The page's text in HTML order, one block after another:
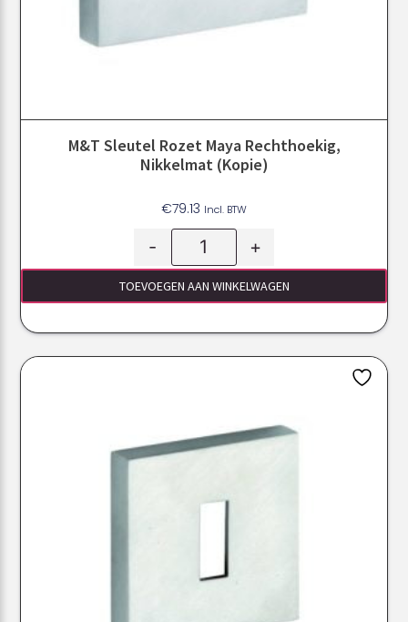
M&T Sleutel Rozet Maya Rechthoekig,
Nikkelmat (kopie)
€79.13 Incl. BTW
- +
TOEVOEGEN AAN WINKELWAGEN